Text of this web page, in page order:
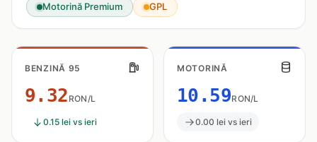
Motorină Premium
GPL
BENZINĂ 95
9.32 RON/L
0.15 lei vs ieri
MOTORINĂ
10.59RON/L
0.00 lei vs ieri